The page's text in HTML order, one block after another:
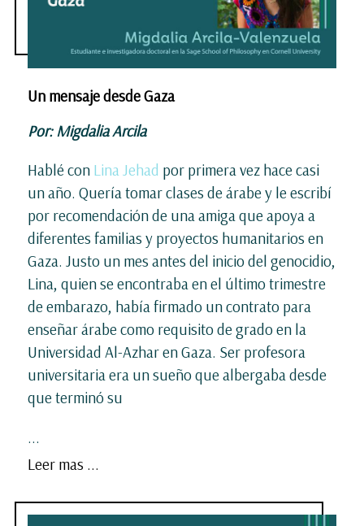
Un mensaje desde Gaza
Por: Migdalia Arcila
Hablé con Lina Jehad por primera vez hace casi
un año. Quería tomar clases de árabe y le escribí
por recomendación de una amiga que apoya a
diferentes familias y proyectos humanitarios en
Gaza. Justo un mes antes del inicio del genocidio,
Lina, quien se encontraba en el último trimestre
de embarazo, había firmado un contrato para
enseñar árabe como requisito de grado en la
Universidad Al-Azhar en Gaza. Ser profesora
universitaria era un sueño que albergaba desde
que terminó su
...
Leer mas ...